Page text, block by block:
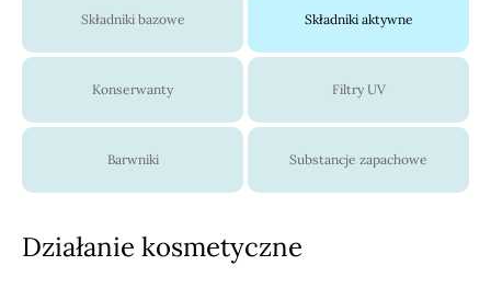
Składniki bazowe Składniki aktywne
Konserwanty Filtry UV
Barwniki Substancje zapachowe
Działanie kosmetyczne